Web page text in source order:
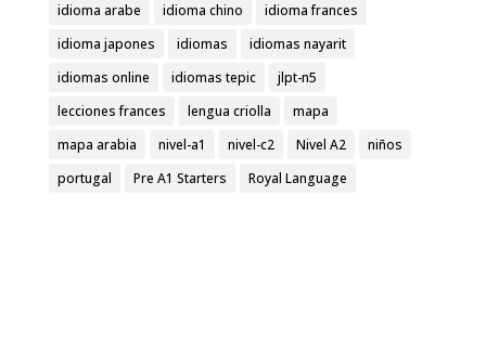
idioma arabe
idioma chino
idioma frances
idioma japones
idiomas
idiomas nayarit
idiomas online
idiomas tepic
jlpt-n5
lecciones frances
lengua criolla
mapa
mapa arabia
nivel-a1 nivel-c2 Nivel A2
niños
portugal
Pre A1 Starters Royal Language